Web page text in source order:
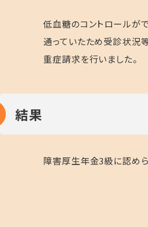
低血糖のコントロールが
通っていたため受診状況
重症請求を行いました。
結果
障害厚生年金3級に認めら